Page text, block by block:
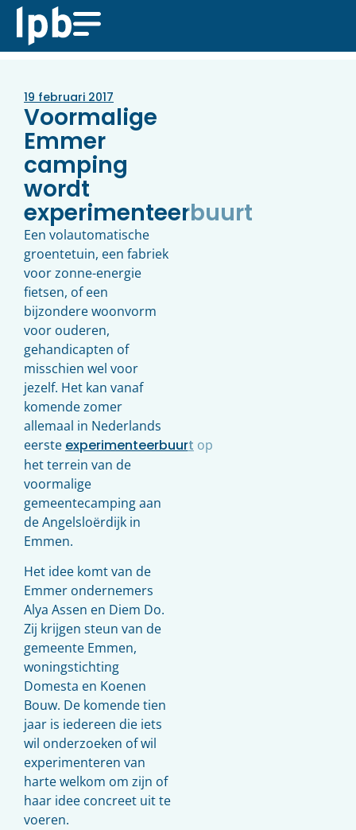
19 februari 2017
Voormalige
Emmer
camping
wordt
experimenteerbuurt
Een volautomatische
groentetuin, een fabriek
voor zonne-energie
fietsen, of een
bijzondere woonvorm
voor ouderen,
gehandicapten of
misschien wel voor
jezelf. Het kan vanaf
komende zomer
allemaal in Nederlands
eerste experimenteerbuurt op
het terrein van de
voormalige
gemeentecamping aan
de Angelsloërdijk in
Emmen.
Het idee komt van de
Emmer ondernemers
Alya Assen en Diem Do.
Zij krijgen steun van de
gemeente Emmen,
woningstichting
Domesta en Koenen
Bouw. De komende tien
jaar is iedereen die iets
wil onderzoeken of wil
experimenteren van
harte welkom om zijn of
haar idee concreet uit te
voeren.